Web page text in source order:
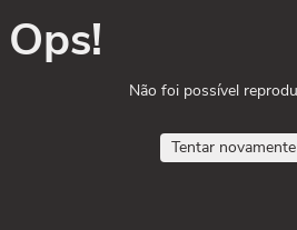
Ops!
Não foi possível
Tentar novamente